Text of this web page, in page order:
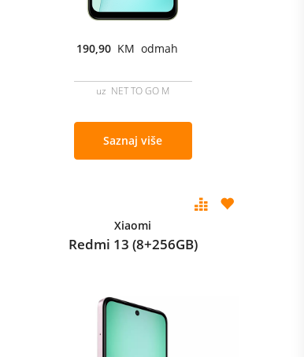
190,90 KM odmah
uz NET TO GO M
Saznaj više
Xiaomi
Redmi 13 (8+256GB)